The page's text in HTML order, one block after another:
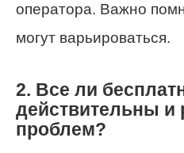
оператора. Важно
могут варьироваться.
2. Все ли
действительны и
проблем?